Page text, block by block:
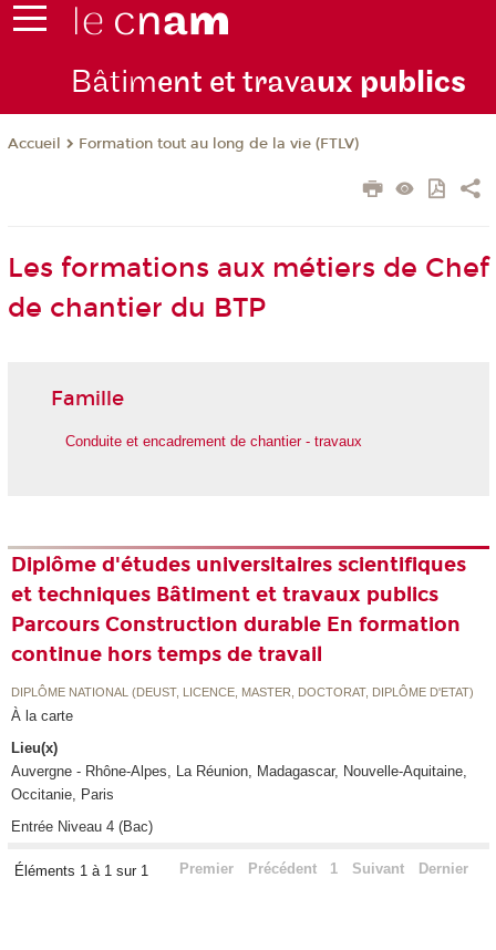
Bâtiment et travaux publics
Accueil Formation tout au long de la vie (FTLV)
Les formations aux métiers de Chef
de chantier du BTP
Famille
Conduite et encadrement de chantier - travaux
Diplôme d'études universitaires scientifiques
et techniques Bâtiment et travaux publics
Parcours Construction durable En formation
continue hors temps de travail
DIPLÔME NATIONAL (DEUST, LICENCE, MASTER, DOCTORAT, DIPLÔME D'ETAT)
À la carte
Lieu(x)
Auvergne - Rhône-Alpes, La Réunion, Madagascar, Nouvelle-Aquitaine,
Occitanie, Paris
Entrée Niveau 4 (Bac)
Éléments 1 à 1 sur 1 Premier Précédent 1 Suivant Dernier